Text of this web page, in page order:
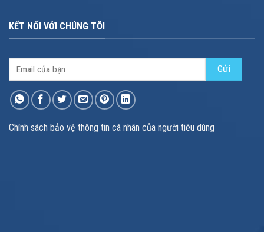
KẾT NỐI VỚI CHÚNG TÔI
Chính sách bảo vệ thông tin cá nhân của người tiêu dùng